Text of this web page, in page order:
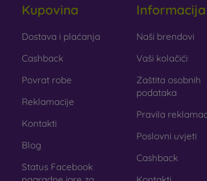
koristi samo kao dodatak maskicama. Daje
može puknuti.
– kompostabilne maskice za mobitel
FOON pronaći ćete desetke
samo odabrati onu pravu za sebe.
Kupovina
Dostava i plaćanja
Cashback
Povrat robe
Reklamacije
Kontakti
Blog
Status Facebook
Informacija
Naši brendovi
Vaši kolačići
Zaštita osobnih
podataka
Pravila
Poslovni uvjeti
Cashback